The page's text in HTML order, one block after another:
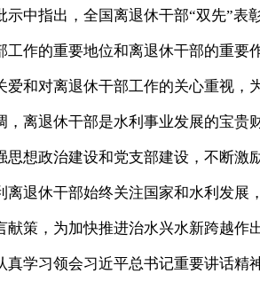
指出，全国离退休干部“双先”表
工作的重要地位和离退休干部的重
爱和对离退休干部工作的关心重视，
退休干部是水利事业发展的宝贵
思想政治建设和党支部建设，不断
离退休干部始终关注国家和水利发
献策，为加快推进治水兴水新跨越
真学习领会习近平总书记重要讲话